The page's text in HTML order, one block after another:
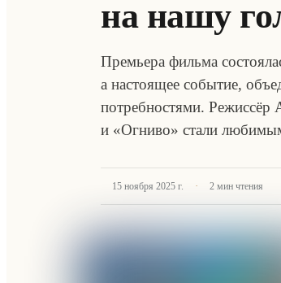
на нашу
Премьера фильма
а настоящее событие,
потребностями.
и «Огниво» стали
15 ноября 2025 г. · 2 мин чтения